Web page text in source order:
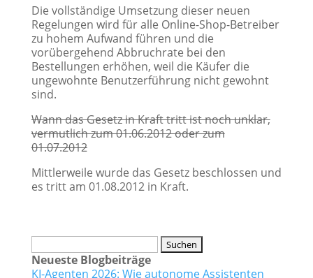
Die vollständige Umsetzung dieser neuen
Regelungen wird für alle Online-Shop-Betreiber
zu hohem Aufwand führen und die
vorübergehend Abbruchrate bei den
Bestellungen erhöhen, weil die Käufer die
ungewohnte Benutzerführung nicht gewohnt
sind.
Wann das Gesetz in Kraft tritt ist noch unklar,
vermutlich zum 01.06.2012 oder zum
01.07.2012
Mittlerweile wurde das Gesetz beschlossen und
es tritt am 01.08.2012 in Kraft.
nach:
Neueste Blogbeiträge
KI-Agenten 2026: Wie autonome Assistenten